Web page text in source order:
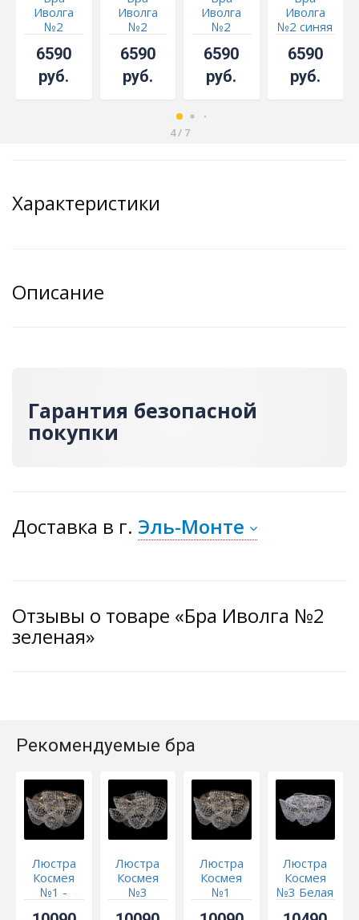
Иволга
№2
6590
руб.
Иволга
№2
6590
руб.
Иволга
№2
6590
руб.
Иволга
№2 синяя
6590
руб.
4/ 7
Характеристики
Описание
Гарантия безопасной
покупки
Доставка в г. Эль-Монте
Отзывы о товаре «Бра Иволга №2
зеленая»
Рекомендуемые бра
Люстра
Космея
№1 -
Люстра
Космея
№3
Люстра
Космея
№1
Люстра
Космея
№3 Белая